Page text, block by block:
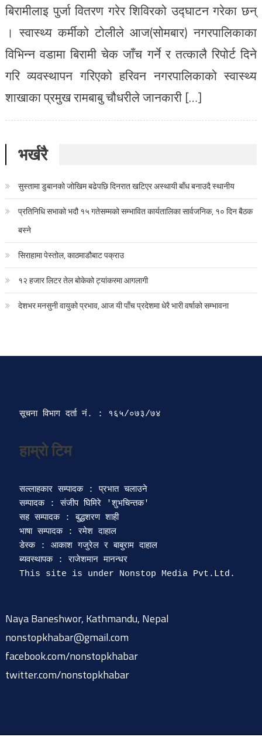
बिरामीलाइ पुर्जा वितरण गरेर शिविरको उद्घाटन गरेका छन्
। स्वास्थ्य कर्मीको टोलीले आज(सोमबार) नगरपालिकाका
विभिन्न वडामा बिरामी चेक जाँच गर्ने र तत्कालै रिपोर्ट दिने
गरि व्यवस्थापन गरिएको हरिवन नगरपालिकाको स्वास्थ्य
शाखाका प्रमुख रामबाबु चौधरीले जानकारी […]
भर्खरै
सुस्तामा डुबानको जोखिम बढेपछि दिनरात खटिएर अस्थायी बाँध बनाउदै स्थानीय
प्रतिनिधि सभाको भदौ १५ गतेसम्मको सम्भावित कार्यतालिका सार्वजनिक, १० दिन बैठक
बस्ने
सिराहामा पेस्तोल, काठमाडौबाट पक्राउ
१२ हजार लिटर तेल बोकेको ट्यांकरमा आगलागी
देशभर मनसुनी वायुको प्रभाव, आज यी पाँच प्रदेशमा धेरै भारी वर्षाको सम्भावना
सूचना विभाग दर्ता‍ नं. : १६५/०७३/७४
हाम्रो टिम
सल्लाहकार सम्पादक : प्रभात चलाउने
सम्पादक : संजीप घिमिरे 'शुभचिन्तक'
सह सम्पादक : बुद्धशरण शाही
भाषा सम्पादक : रमेश दाहाल
डेस्क : आकाश गजुरेल र बाबुराम दाहाल
ब्यवस्थापक : राजेशमान मानन्धर
Naya Baneshwor, Kathmandu, Nepal
nonstopkhabar@gmail.com
facebook.com/nonstopkhabar
twitter.com/nonstopkhabar